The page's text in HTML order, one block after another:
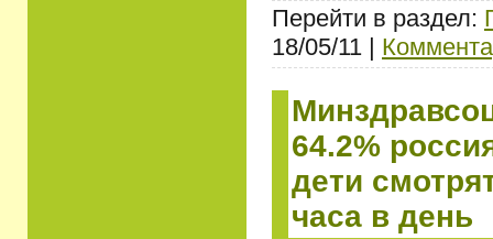
Перейти в раздел:
18/05/11 |
64.2%
дети
часа в день